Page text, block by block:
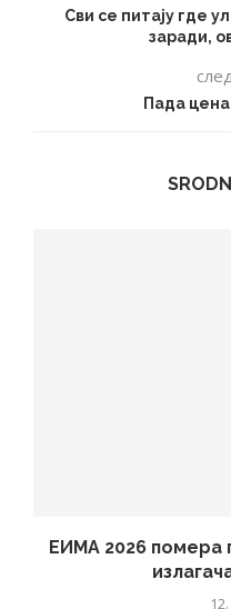
Сви се питају где
заради,
Пада
ЕИМА 2026 помера